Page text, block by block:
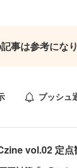
事は参考にな
プッシュ
vol.02 定